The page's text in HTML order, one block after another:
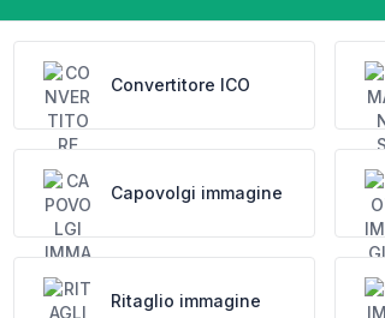
Convertitore ICO
Capovolgi immagine
Ritaglio immagine